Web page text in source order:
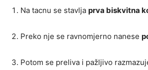
Na tacnu se stavlja prva biskvitna
Preko nje se ravnomjerno nanese
Potom se preliva i pažljivo